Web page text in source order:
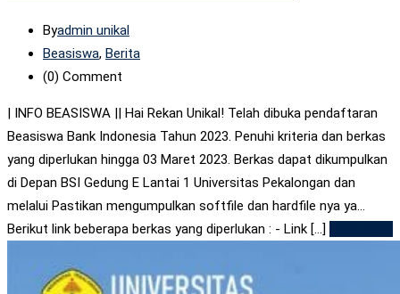
Byadmin unikal
Beasiswa, Berita
(0) Comment
| INFO BEASISWA || Hai Rekan Unikal! Telah dibuka pendaftaran
Beasiswa Bank Indonesia Tahun 2023. Penuhi kriteria dan berkas
yang diperlukan hingga 03 Maret 2023. Berkas dapat dikumpulkan
di Depan BSI Gedung E Lantai 1 Universitas Pekalongan dan
melalui Pastikan mengumpulkan softfile dan hardfile nya ya…
Berikut link beberapa berkas yang diperlukan : - Link [...]